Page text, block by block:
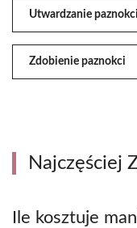
Utwardzanie paznokci
Zdobienie paznokci
Najczęściej
Ile kosztuje